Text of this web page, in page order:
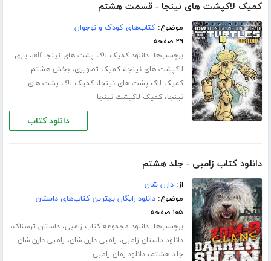
کمیک لاکپشت های نینجا - قسمت هشتم
موضوع:کتاب‌های کودک و نوجوان
۲۹ صفحه
برچسب‌ها:دانلود کمیک لاک پشت های نینجا pdf ،بازی
لاکپشت های نینجا،کمیک تصویری،بخش هشتم
کمیک لاک پشت های نینجا،کمیک لاک پشت های
نینجا،کمیک لاکپشت نینجا
دانلود کتاب
دانلود کتاب زامبی - جلد هشتم
از:دارن شان
موضوع:دانلود رایگان بهترین کتاب‌های داستان
۱۰۵ صفحه
برچسب‌ها:دانلود مجموعه کتاب زامبی،داستان ترسناک،
دانلود داستان زامبی، زامبی دارن شان، زامبی دارن شان
جلد هشتم،دانلود رمان زامبی